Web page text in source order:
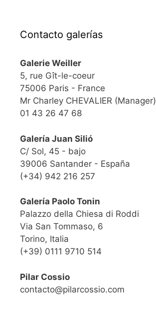
Contacto galerías
Galerie Weiller
5, rue Gît-le-coeur
75006 Paris - France
Mr Charley CHEVALIER (Manager)
01 43 26 47 68
Galería Juan Silió
C/ Sol, 45 - bajo
39006 Santander - España
(+34) 942 216 257
Galería Paolo Tonin
Palazzo della Chiesa di Roddi
Via San Tommaso, 6
Torino, Italia
(+39) 0111 9710 514
Pilar Cossio
contacto@pilarcossio.com